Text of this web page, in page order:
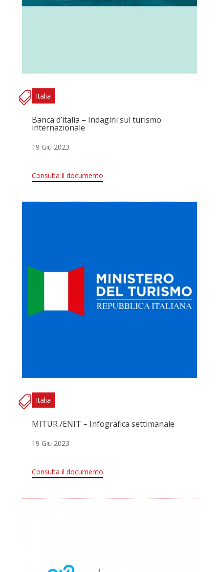
Italia
Banca d’italia – Indagini sul turismo
internazionale
19 Giu 2023
Consulta il documento
Italia
MITUR /ENIT – Infografica settimanale
19 Giu 2023
Consulta il documento